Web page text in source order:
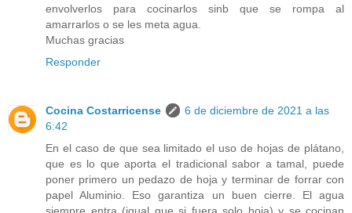
envolverlos para cocinarlos sinb que se rompa al
amarrarlos o se les meta agua.
Muchas gracias
Responder
Cocina Costarricense
6 de diciembre de 2021 a las
6:42
En el caso de que sea limitado el uso de hojas de plátano,
que es lo que aporta el tradicional sabor a tamal, puede
poner primero un pedazo de hoja y terminar de forrar con
papel Aluminio. Eso garantiza un buen cierre. El agua
siempre entra (igual que si fuera solo hoja) y se cocinan